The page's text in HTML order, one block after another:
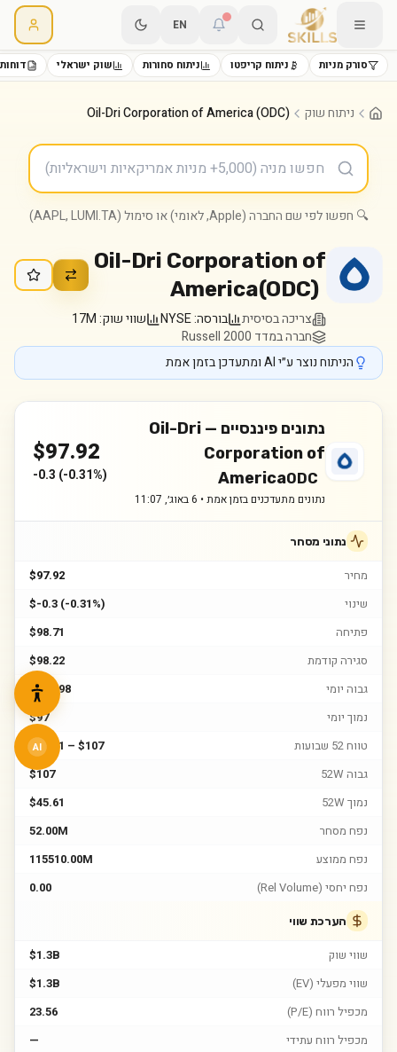
EN
סורק מניות ניתוח קריפטו ניתוח סחורות שוק ישראלי
ניתוח שוק Oil-Dri Corporation of America (ODC)
🔍 חפשו לפי שם החברה (Apple, לאומי) או סימול (AAPL, LUMI.TA)
Oil-Dri Corporation of
America(ODC)
צריכה בסיסית בורסה:NYSE שווי שוק:17M
חברה במדד Russell 2000
הניתוח נוצר ע״י AI ומתעדכן בזמן אמת
נתונים פיננסיים — Oil-Dri
Corporation of
AmericaODC
נתונים מתעדכנים בזמן אמת • 6 באוג׳, 11:07
$97.92
-0.3 (-0.31%)
נתוני מסחר
מחיר
$97.92
שינוי
$-0.3 (-0.31%)
פתיחה
$98.71
סגירה קודמת
$98.22
גבוה יומי
$101.98
נמוך יומי
$97
טווח 52 שבועות
$45.61 – $107
גבוה 52W
$107
נמוך 52W
$45.61
נפח מסחר
52.00M
נפח ממוצע
115510.00M
נפח יחסי (Rel Volume)
0.00
הערכת שווי
שווי שוק
$1.3B
שווי מפעלי (EV)
$1.3B
מכפיל רווח (P/E)
23.56
מכפיל רווח עתידי
—
AI